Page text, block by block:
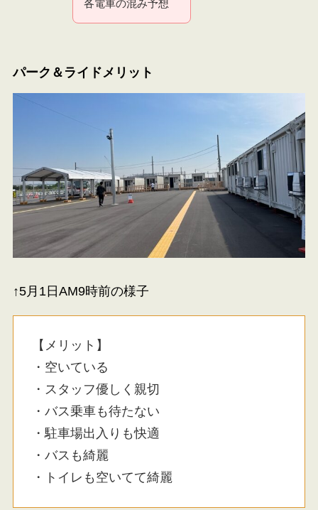
各電車の混み予想
パーク＆ライドメリット
↑5月1日AM9時前の様子
【メリット】
・空いている
・スタッフ優しく親切
・バス乗車も待たない
・駐車場出入りも快適
・バスも綺麗
・トイレも空いてて綺麗